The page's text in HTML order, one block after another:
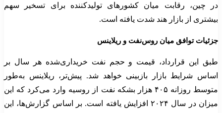
در چین، رقابت میان کشورهای تولیدکننده برای تسخیر سهم
بیشتری از بازار هند شدت یافته است.
جزئیات توافق میان روس‌نفت و ریلاینس
طبق این قرارداد، قیمت و حجم نفت خریداری‌شده هر سال بر
اساس شرایط بازار بازبینی خواهد شد. پیش‌تر، ریلاینس به‌طور
متوسط روزانه ۴۰۵ هزار بشکه نفت از روسیه وارد می‌کرد که این
میزان در سال ۲۰۲۴ افزایش یافته است. بر اساس گزارش‌ها، این